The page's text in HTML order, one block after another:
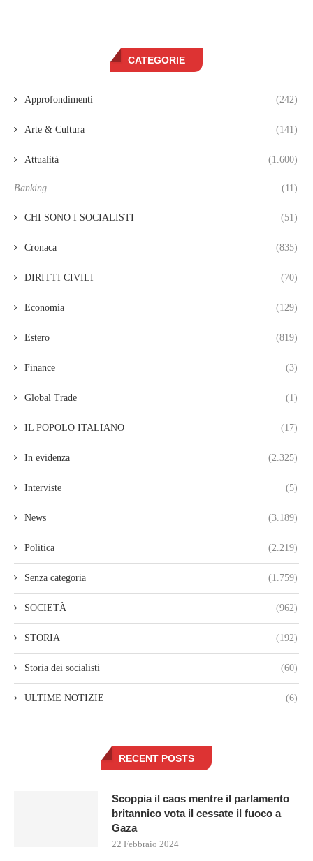
CATEGORIE
Approfondimenti (242)
Arte & Cultura (141)
Attualità (1.600)
Banking (11)
CHI SONO I SOCIALISTI (51)
Cronaca (835)
DIRITTI CIVILI (70)
Economia (129)
Estero (819)
Finance (3)
Global Trade (1)
IL POPOLO ITALIANO (17)
In evidenza (2.325)
Interviste (5)
News (3.189)
Politica (2.219)
Senza categoria (1.759)
SOCIETÀ (962)
STORIA (192)
Storia dei socialisti (60)
ULTIME NOTIZIE (6)
RECENT POSTS
Scoppia il caos mentre il parlamento
britannico vota il cessate il fuoco a
Gaza
22 Febbraio 2024